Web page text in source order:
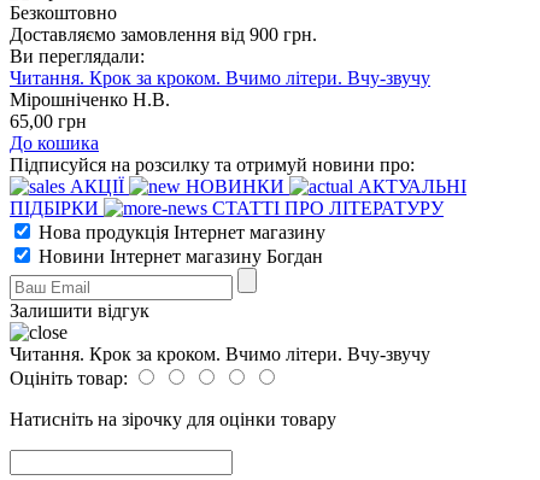
Безкоштовно
Доставляємо замовлення від 900 грн.
Ви переглядали:
Читання. Крок за кроком. Вчимо літери. Вчу-звучу
Мірошніченко Н.В.
65,00 грн
До кошика
Підписуйся на розсилку та отримуй новини про:
АКЦІЇ
НОВИНКИ
АКТУАЛЬНІ
ПІДБІРКИ
СТАТТІ ПРО ЛІТЕРАТУРУ
Нова продукція Інтернет магазину
Новини Інтернет магазину Богдан
Залишити відгук
Читання. Крок за кроком. Вчимо літери. Вчу-звучу
Оцініть товар:
Натисніть на зірочку для оцінки товару